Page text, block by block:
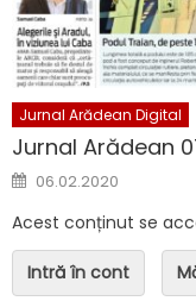
Jurnal Arădean Digital
Jurnal Arădean
Posted on
06.02.2020
Acest conținut se
Intră în cont